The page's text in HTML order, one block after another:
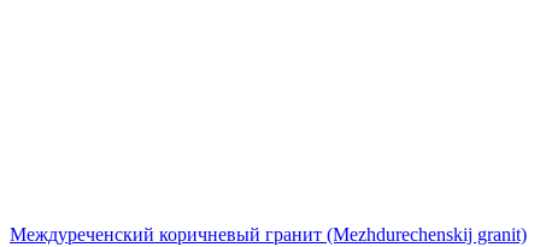
Междуреченский коричневый гранит (Mezhdurechenskij granit)